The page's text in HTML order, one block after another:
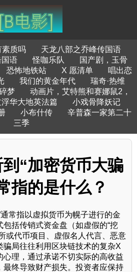
素质吗
天龙八部之乔峰传国语
国语 怪咖乐队
国产剧，玉骨
恐怖地铁站 X 愿清单
唱出恋
我们的黄金年代
瑞奇·热维
梦
动画片，艾特熊和赛娜鼠2，
浮华大地英法篇
小戏骨降妖记
小布什传
辛普森一家第二十
三季
“加密货币大骗
指的是什么？
通常指以虚拟货币为幌子进行的金
括传销式资金盘（如虚假的“挖
或代币项目、虚假名人代言、恶意
骗局往往利用区块链技术的复杂X
心理，通过承诺不切实际的高收益
最终导致财产损失。投资者应保持